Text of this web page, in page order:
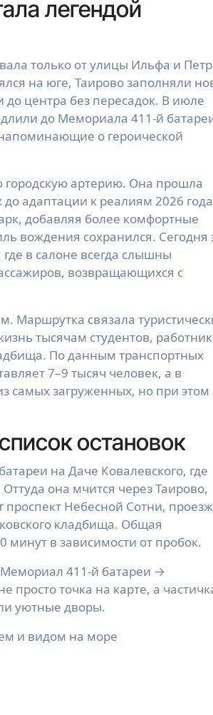
легендой
только от улицы Ильфа и
на юге, Таирово заполняли
центра без пересадок. В июле
до Мемориала 411-й
напоминающие о героической
городскую артерию. Она прошла
адаптации к реалиям 2026
добавляя более комфортные
вождения сохранился. Сегодня
где в салоне всегда слышны
возвращающихся с
Маршрутка связала
тысячам студентов,
По данным транспортных
7–9 тысяч человек, а в
самых загруженных, но при этом
остановок
на Даче Ковалевского, где
она мчится через Таирово,
Небесной Сотни,
кладбища. Общая
в зависимости от пробок.
411-й батареи →
просто точка на карте, а
уютные дворы.
и видом на море